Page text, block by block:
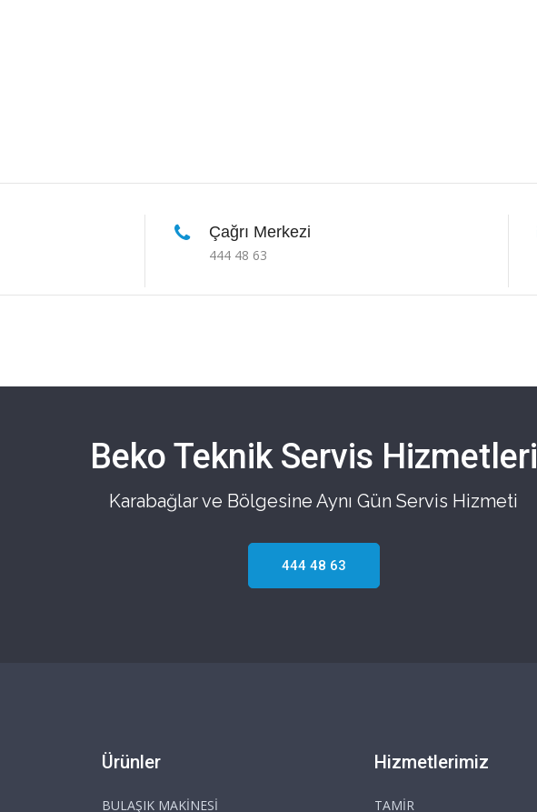
Çağrı Merkezi
444 48 63
Beko Teknik Servis Hizmetleri
Karabağlar ve Bölgesine Aynı Gün Servis Hizmeti
444 48 63
Ürünler
BULAŞIK MAKİNESİ
Hizmetlerimiz
TAMİR